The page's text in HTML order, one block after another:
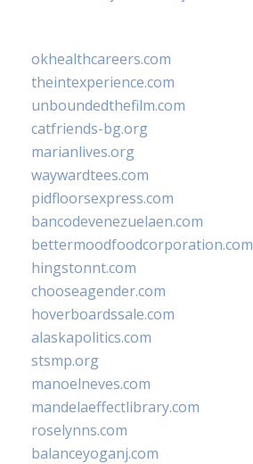
okhealthcareers.com
theintexperience.com
unboundedthefilm.com
catfriends-bg.org
marianlives.org
waywardtees.com
pidfloorsexpress.com
bancodevenezuelaen.com
bettermoodfoodcorporation.com
hingstonnt.com
chooseagender.com
hoverboardssale.com
alaskapolitics.com
stsmp.org
manoelneves.com
mandelaeffectlibrary.com
roselynns.com
balanceyoganj.com